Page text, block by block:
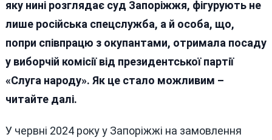
Було
Ось
яку нині розглядає суд Запоріжжя, фігурують не
лише російська спецслужба, а й особа, що,
попри співпрацю з окупантами, отримала посаду
у виборчій комісії від президентської партії
«Слуга народу». Як це стало можливим –
читайте далі.
У червні 2024 року у Запоріжжі на замовлення